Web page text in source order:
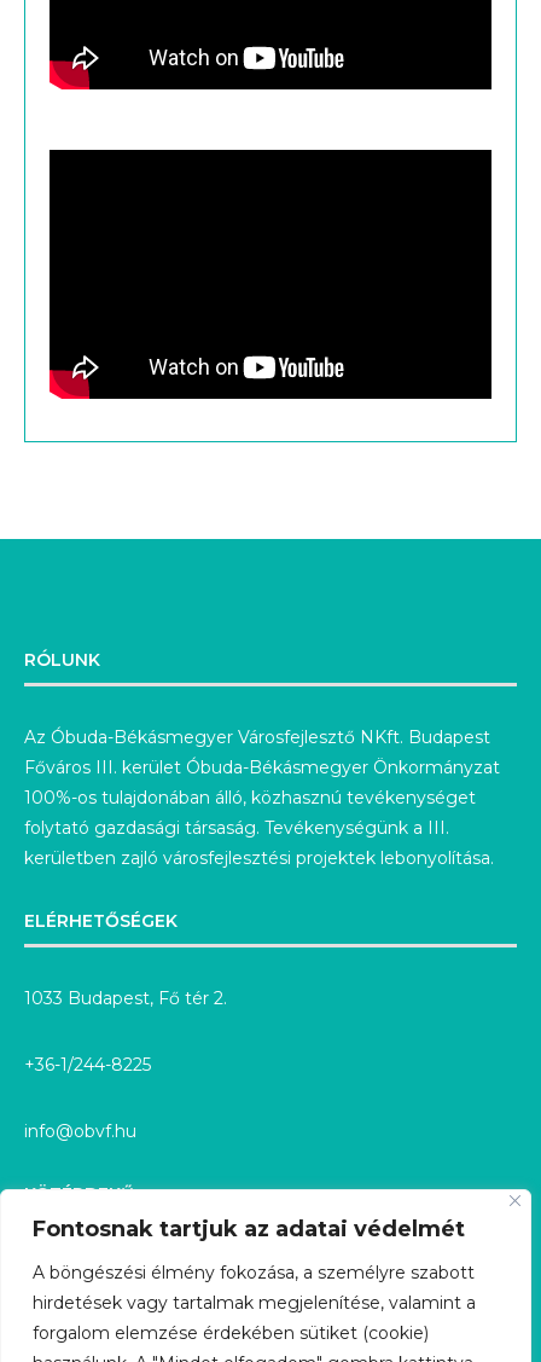
Fontosnak tartjuk az adatai védelmét
A böngészési élmény fokozása, a személyre szabott
hirdetések vagy tartalmak megjelenítése, valamint a
forgalom elemzése érdekében sütiket (cookie)
RÓLUNK
Az Óbuda-Békásmegyer Városfejlesztő NKft. Budapest
Főváros III. kerület Óbuda-Békásmegyer Önkormányzat
100%-os tulajdonában álló, közhasznú tevékenységet
folytató gazdasági társaság. Tevékenységünk a III.
kerületben zajló városfejlesztési projektek lebonyolítása.
ELÉRHETŐSÉGEK
1033 Budapest, Fő tér 2.
+36-1/244-8225
info@obvf.hu
KÖZÉRDEKŰ
KÖZÉRDEKŰ ADATOK
KÖZÉRDEKŰ ADATIGÉNYLÉS